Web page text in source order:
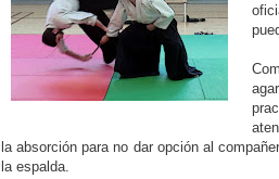
la absorción para no dar opción al
la espalda.